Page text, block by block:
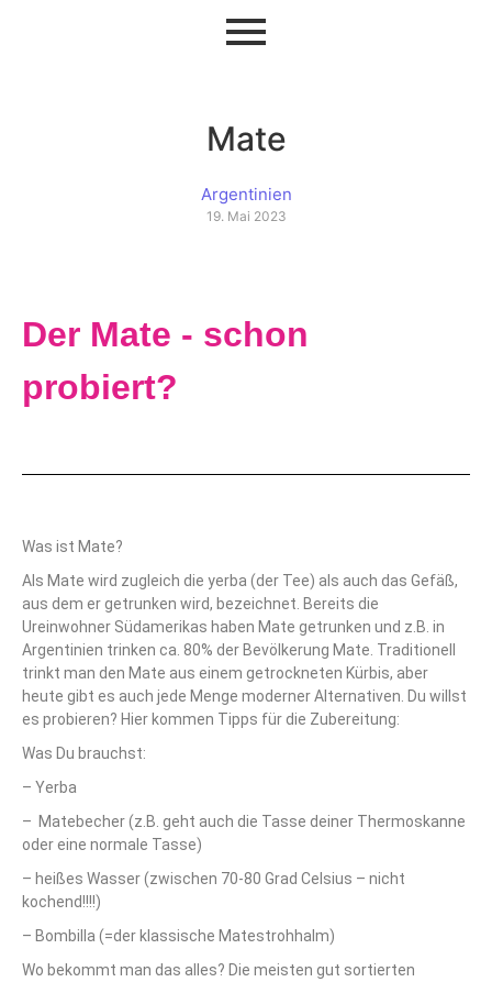
Mate
Argentinien
19. Mai 2023
Der Mate - schon
probiert?
Was ist Mate?
Als Mate wird zugleich die yerba (der Tee) als auch das Gefäß,
aus dem er getrunken wird, bezeichnet. Bereits die
Ureinwohner Südamerikas haben Mate getrunken und z.B. in
Argentinien trinken ca. 80% der Bevölkerung Mate. Traditionell
trinkt man den Mate aus einem getrockneten Kürbis, aber
heute gibt es auch jede Menge moderner Alternativen. Du willst
es probieren? Hier kommen Tipps für die Zubereitung:
Was Du brauchst:
– Yerba
– Matebecher (z.B. geht auch die Tasse deiner Thermoskanne
oder eine normale Tasse)
– heißes Wasser (zwischen 70-80 Grad Celsius – nicht
kochend!!!!)
– Bombilla (=der klassische Matestrohhalm)
Wo bekommt man das alles? Die meisten gut sortierten